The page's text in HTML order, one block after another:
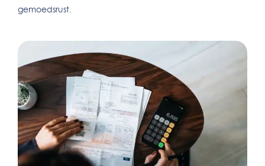
gemoedsrust.